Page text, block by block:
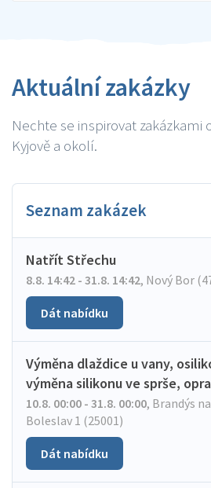
Aktuální zakázky
Nechte se inspirovat
Kyjově a okolí.
Seznam zakázek
Natřít Střechu
8.8. 14:42 - 31.8. 14:42, Nový Bor
Dát nabídku
Výměna dlaždice u vany,
výměna silikonu ve sprše,
10.8. 00:00 - 31.8. 00:00, Brandýs
Boleslav 1 (25001)
Dát nabídku